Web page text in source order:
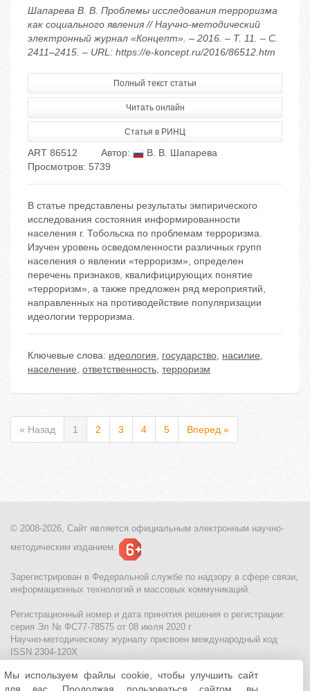
Шапарева В. В. Проблемы исследования терроризма
как социального явления // Научно-методический
электронный журнал «Концепт». – 2016. – Т. 11. – С.
2411–2415. – URL: https://e-koncept.ru/2016/86512.htm
Полный текст статьи
Читать онлайн
Статья в РИНЦ
ART 86512 Автор:
В. В. Шапарева
Просмотров: 5739
В статье представлены результаты эмпирического
исследования состояния информированности
населения г. Тобольска по проблемам терроризма.
Изучен уровень осведомленности различных групп
населения о явлении «терроризм», определен
перечень признаков, квалифицирующих понятие
«терроризм», а также предложен ряд мероприятий,
направленных на противодействие популяризации
идеологии терроризма.
Ключевые слова: идеология, государство, насилие,
население, ответственность, терроризм
« Назад 1 2 3 4 5 Вперед »
© 2008-2026, Сайт является официальным электронным научно-
методическим изданием.
Зарегистрирован в Федеральной службе по надзору в сфере связи,
информационных технологий и массовых коммуникаций.
Регистрационный номер и дата принятия решения о регистрации:
серия Эл № ФС77-78575 от 08 июля 2020 г
Научно-методическому журналу присвоен международный код
ISSN 2304-120X
МЦИТО|Школьные олимпиады и онлайн конкурсы для детей
Мы используем файлы cookie, чтобы улучшить сайт